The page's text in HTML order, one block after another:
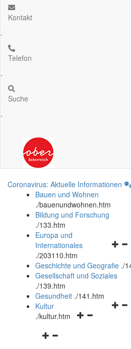
Kontakt
.
Telefon
.
Suche
.
Coronavirus: Aktuelle Informationen
Bauen und Wohnen
./bauenundwohnen.htm
Bildung und Forschung
./133.htm
und
Europa und
Internationales
./203110.htm
Geschichte und Geografie ./
Gesellschaft und Soziales
./139.htm
Gesundheit ./141.htm
Navigationsmenü
Kultur
./kultur.htm
Navigationsmenü